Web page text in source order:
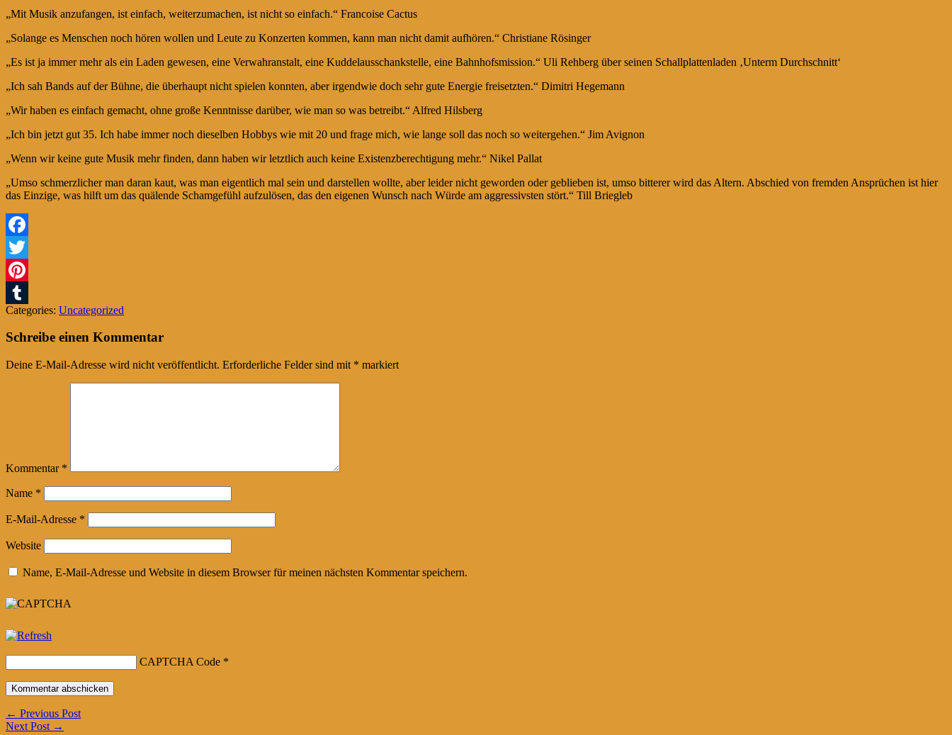
„Mit Musik anzufangen, ist einfach, weiterzumachen, ist nicht so einfach.“ Francoise Cactus
„Solange es Menschen noch hören wollen und Leute zu Konzerten kommen, kann man nicht damit aufhören.“ Christiane Rösinger
„Es ist ja immer mehr als ein Laden gewesen, eine Verwahranstalt, eine Kuddelausschankstelle, eine Bahnhofsmission.“ Uli Rehberg über seinen Schallplattenladen ‚Unterm Durchschnitt‘
„Ich sah Bands auf der Bühne, die überhaupt nicht spielen konnten, aber irgendwie doch sehr gute Energie freisetzten.“ Dimitri Hegemann
„Wir haben es einfach gemacht, ohne große Kenntnisse darüber, wie man so was betreibt.“ Alfred Hilsberg
„Ich bin jetzt gut 35. Ich habe immer noch dieselben Hobbys wie mit 20 und frage mich, wie lange soll das noch so weitergehen.“ Jim Avignon
„Wenn wir keine gute Musik mehr finden, dann haben wir letztlich auch keine Existenzberechtigung mehr.“ Nikel Pallat
„Umso schmerzlicher man daran kaut, was man eigentlich mal sein und darstellen wollte, aber leider nicht geworden oder geblieben ist, umso bitterer wird das Altern. Abschied von fremden Ansprüchen ist hier
das Einzige, was hilft um das quälende Schamgefühl aufzulösen, das den eigenen Wunsch nach Würde am aggressivsten stört.“ Till Briegleb
Facebook
Twitter
Pinterest
Tumblr
Categories: Uncategorized
Schreibe einen Kommentar
Deine E-Mail-Adresse wird nicht veröffentlicht. Erforderliche Felder sind mit * markiert
Kommentar *
Name *
E-Mail-Adresse *
Website
Name, E-Mail-Adresse und Website in diesem Browser für meinen nächsten Kommentar speichern.
CAPTCHA Code *
Beitragsnavigation
← Previous Post
Next Post →